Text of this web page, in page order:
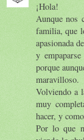
¡Hola!
Aunque nos
familia, que
apasionada
y
porque
maravilloso.
Volviendo a
muy
hacer, y
Por lo que